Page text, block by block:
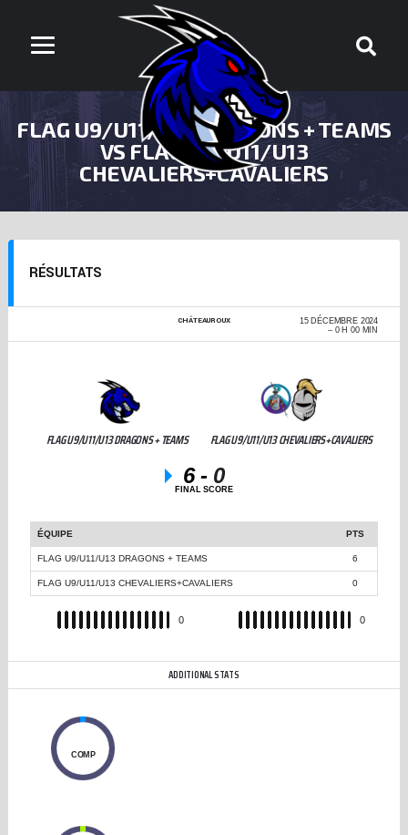
FLAG U9/U11/U13 DRAGONS + TEAMS
VS FLAG U9/U11/U13
CHEVALIERS+CAVALIERS
RÉSULTATS
CHÂTEAUROUX
15 DÉCEMBRE 2024
0 H 00 MIN
FLAG U9/U11/U13 DRAGONS + TEAMS FLAG U9/U11/U13 CHEVALIERS+CAVALIERS
6- 0
FINAL SCORE
ÉQUIPE PTS
FLAG U9/U11/U13 DRAGONS + TEAMS 6
FLAG U9/U11/U13 CHEVALIERS+CAVALIERS 0
0 0
ADDITIONAL STATS
COMP